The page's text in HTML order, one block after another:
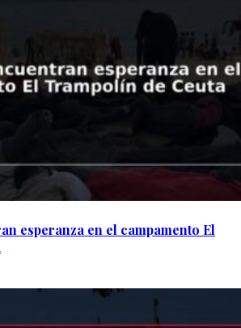
esperanza en el campamento El